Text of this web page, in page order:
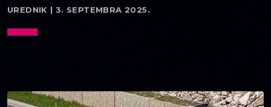
UREDNIK | 3. SEPTEMBRA 2025.